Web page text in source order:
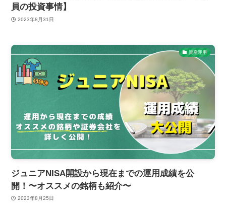
員の投資事情】
2023年8月31日
資産運用
ジュニアNISA開設から現在までの運用成績を公
開！〜オススメの銘柄も紹介〜
2023年8月25日